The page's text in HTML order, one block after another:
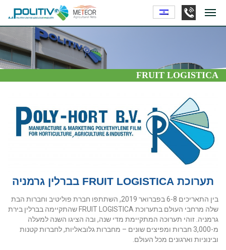
FRUIT LOGISTICA
תערוכת FRUIT LOGISTICA בברלין גרמניה
בין התאריכים 6-8 בפברואר 2019, השתתפו חברת פוליטיב וחברות הבת
שלה מרחבי העולם בתערוכת FRUIT LOGISTICA שהתקיימה בברלין בירת
גרמניה. זוהי תערוכה המתקיימת מדי שנה, ובה הציגו השנה למעלה
מ-3,000 חברות ומפיצים שונים – מחברות גלובאליות, לחברות קטנות
ובינוניות וארגונים מכל העולם.